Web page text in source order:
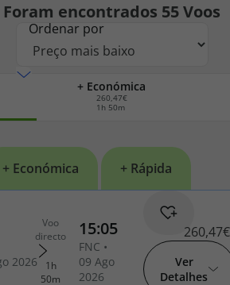
Foram encontrados 55Voos
Ordenar por
+ Económica
260,47€
1h 50m
260,47€
Ver
Detalhes